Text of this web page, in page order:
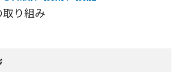
り組み